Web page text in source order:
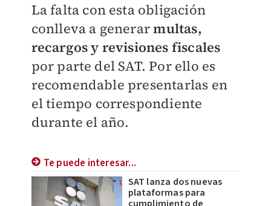
La falta con esta obligación
conlleva a generarmultas,
recargos y revisiones fiscales
por parte del SAT. Por ello es
recomendable presentarlas en
el tiempo correspondiente
durante el año.
Te puede interesar...
SAT lanza dos nuevas
plataformas para